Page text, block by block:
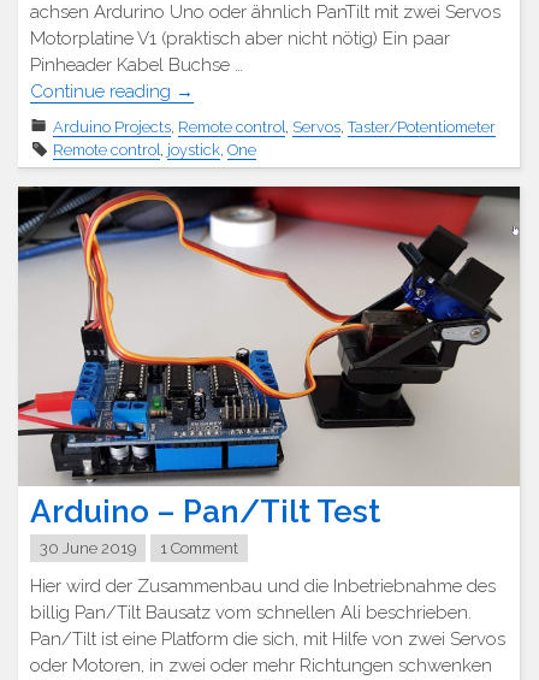
achsen Ardurino Uno oder ähnlich PanTilt mit zwei Servos
Motorplatine V1 (praktisch aber nicht nötig) Ein paar
Pinheader Kabel Buchse …
Continue reading "Pan
Tilt
mit
Joystick"
→
Arduino Projects Remote control Servos ,Taster/Potentiometer
Remote control
joystick One
Arduino – Pan/Tilt Test
30 June 2019 1 Comment
Hier wird der Zusammenbau und die Inbetriebnahme des
billig Pan/Tilt Bausatz vom schnellen Ali beschrieben.
Pan/Tilt ist eine Platform die sich, mit Hilfe von zwei Servos
oder Motoren, in zwei oder mehr Richtungen schwenken